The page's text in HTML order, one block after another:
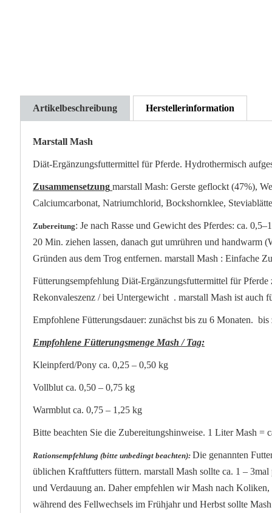
Artikelbeschreibung
Marstall Mash
Diät-Ergänzungsfuttermittel für Pferde. Hydrothermisch
Zusammensetzung marstall Mash: Gerste geflockt (47%),
Calciumcarbonat, Natriumchlorid, Bockshornklee,
Zubereitung: Je nach Rasse und Gewicht des Pferdes: ca.
20 Min. ziehen lassen, danach gut umrühren und handwarm
Gründen aus dem Trog entfernen. marstall Mash : Einfache
Fütterungsempfehlung Diät-Ergänzungsfuttermittel für
Rekonvaleszenz / bei Untergewicht . marstall Mash ist auch
Empfohlene Fütterungsdauer: zunächst bis zu 6 Monaten.
Empfohlene Fütterungsmenge Mash / Tag:
Kleinpferd/Pony ca. 0,25 – 0,50 kg
Vollblut ca. 0,50 – 0,75 kg
Warmblut ca. 0,75 – 1,25 kg
Bitte beachten Sie die Zubereitungshinweise. 1 Liter Mash =
Rationsempfehlung (bitte unbedingt beachten): Die genannten
üblichen Kraftfutters füttern. marstall Mash sollte ca. 1 –
und Verdauung an. Daher empfehlen wir Mash nach
während des Fellwechsels im Frühjahr und Herbst sollte
Herstellerinformation